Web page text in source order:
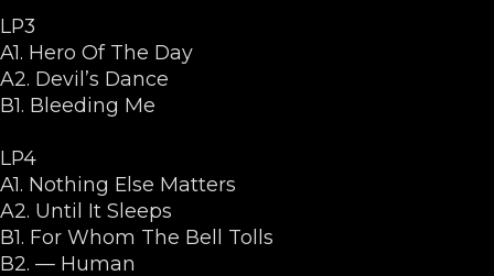
LP3
A1. Hero Of The Day
A2. Devil’s Dance
B1. Bleeding Me
LP4
A1. Nothing Else Matters
A2. Until It Sleeps
B1. For Whom The Bell Tolls
B2. — Human